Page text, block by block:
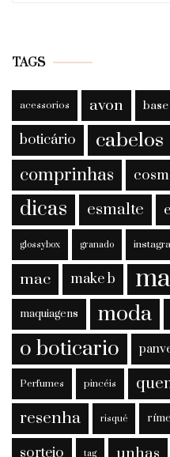
TAGS
acessorios avon base
boticário cabelos
comprinhas
dicas esmalte
glossybox granado
mac make b
maquiagens moda
o boticario
Perfumes pincéis
resenha risqué
sorteio tag unhas